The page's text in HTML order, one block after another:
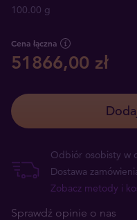
100.00 g
Cena łączna
51866,00 zł
Odbiór osobisty w
Dostawa
Zobacz metody i
Sprawdź opinie o nas